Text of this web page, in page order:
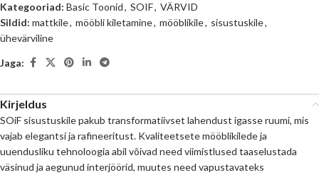
Kategooriad: Basic Toonid, SOIF, VÄRVID
Sildid: mattkile, mööbli kiletamine, mööblikile, sisustuskile,
ühevärviline
Jaga:
Kirjeldus
SOiF sisustuskile pakub transformatiivset lahendust igasse ruumi, mis
vajab elegantsi ja rafineeritust. Kvaliteetsete mööblikilede ja
uuendusliku tehnoloogia abil võivad need viimistlused taaselustada
väsinud ja aegunud interjöörid, muutes need vapustavateks